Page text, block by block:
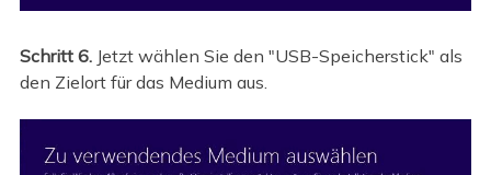
Schritt 6.Jetzt wählen Sie den "USB-Speicherstick" als
den Zielort für das Medium aus.